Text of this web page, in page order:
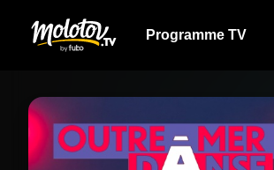
Programme TV